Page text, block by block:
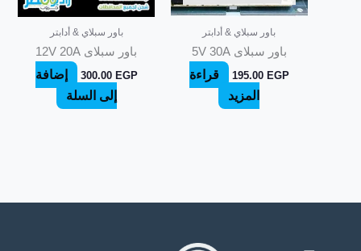
باور سبلاي & أدابتر
باور سبلاى 5V 30A
195.00 EGP
قراءة
المزيد
باور سبلاي & أدابتر
باور سبلاى 12V 20A
300.00 EGP
إضافة
إلى السلة